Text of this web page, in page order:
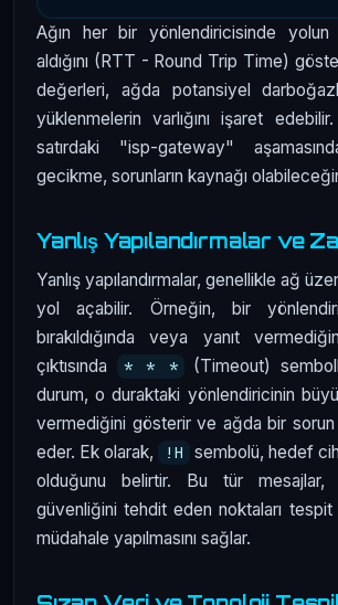
Ağın her bir yönlendiricisinde
aldığını (RTT - Round Trip Time)
değerleri, ağda potansiyel
yüklenmelerin varlığını işaret
satırdaki "isp-gateway"
gecikme, sorunların kaynağı
Yanlış Yapılandırmalar ve
Yanlış yapılandırmalar, genellikle ağ
yol açabilir. Örneğin, bir
bırakıldığında veya yanıt
çıktısında
* * *
(Timeout)
durum, o duraktaki yönlendiricinin
vermediğini gösterir ve ağda bir
eder. Ek olarak,
!H
sembolü, hedef
olduğunu belirtir. Bu tür mesajlar,
güvenliğini tehdit eden noktaları tespit
müdahale yapılmasını sağlar.